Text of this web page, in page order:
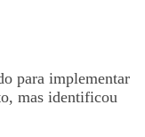
para implementar
mas identificou